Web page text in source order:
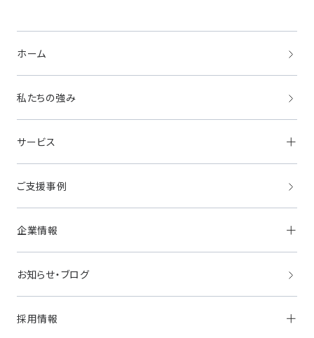
ホーム
私たちの強み
サービス
採用支援
ビジネスマーケティング
サステナブルマーケティング「ASO＆Co.」
海外展開支援
クロスボーダー・
「GlobalMe」
Instagram
ご支援事例
企業情報
経営理念・ビジョン
アクセス
お知らせ・ブログ
採用情報